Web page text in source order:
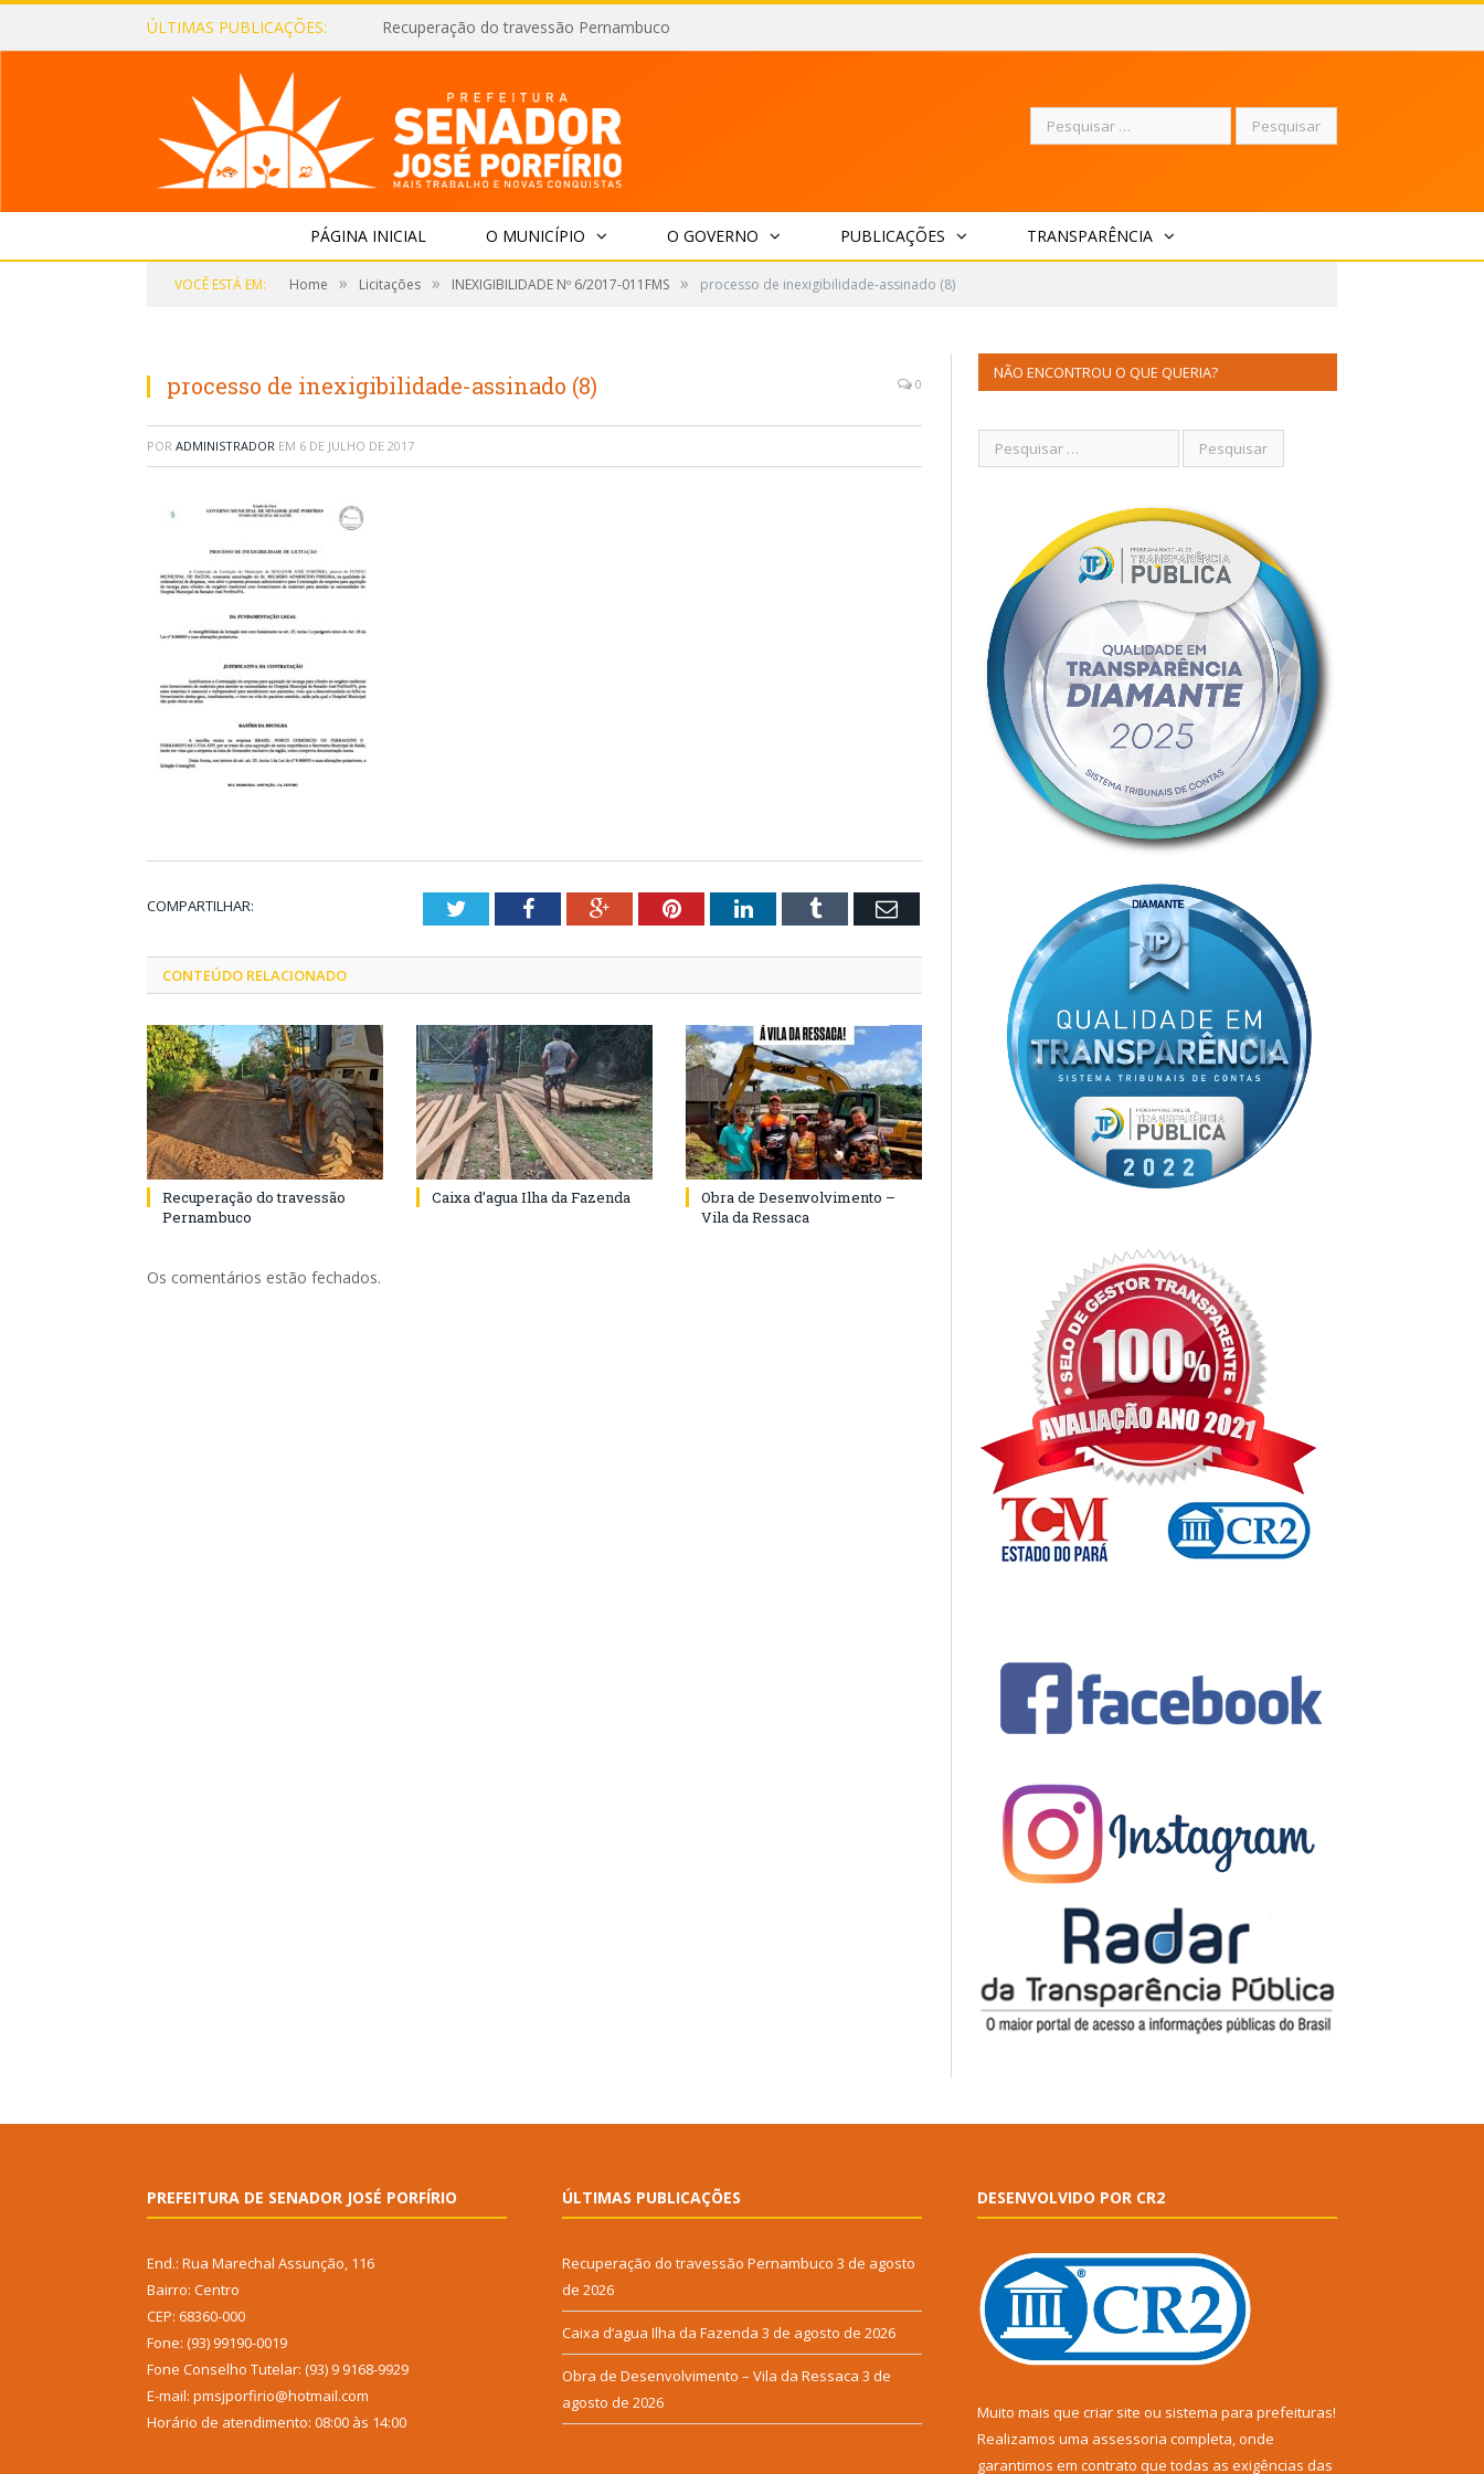
ÚLTIMAS PUBLICAÇÕES: Recuperação do travessão Pernambuco
Pesquisar
PÁGINA INICIAL O MUNICÍPIO O GOVERNO PUBLICAÇÕES TRANSPARÊNCIA
VOCÊ ESTÁ EM: Home » Licitações » INEXIGIBILIDADE Nº 6/2017-011FMS » processo de inexigibilidade-assinado (8)
processo de inexigibilidade-assinado (8) 0
POR ADMINISTRADOR EM 6 DE JULHO DE 2017
COMPARTILHAR: TwitterFacebookGoogle+PinterestLinkedInTumblr Email
CONTEÚDO RELACIONADO
Recuperação do travessão
Pernambuco
Caixa d’agua Ilha da Fazenda
Obra de Desenvolvimento –
Vila da Ressaca
Os comentários estão fechados.
NÃO ENCONTROU O QUE QUERIA?
PREFEITURA DE SENADOR JOSÉ PORFÍRIO
End.: Rua Marechal Assunção, 116
Bairro: Centro
CEP: 68360-000
Fone: (93) 99190-0019
Fone Conselho Tutelar: (93) 9 9168-9929
E-mail: pmsjporfirio@hotmail.com
Horário de atendimento: 08:00 às 14:00
ÚLTIMAS PUBLICAÇÕES
Recuperação do travessão Pernambuco 3 de agosto
de 2026
Caixa d’agua Ilha da Fazenda 3 de agosto de 2026
Obra de Desenvolvimento – Vila da Ressaca 3 de
agosto de 2026
DESENVOLVIDO POR CR2
Muito mais que criar site ou sistema para prefeituras!
Realizamos uma assessoria completa, onde
garantimos em contrato que todas as exigências das